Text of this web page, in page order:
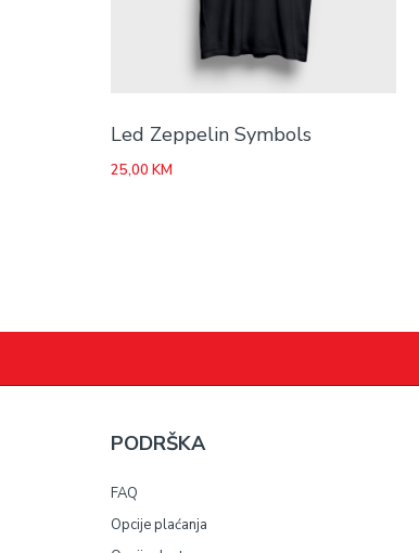
Led Zeppelin Symbols
25,00 KM
PODRŠKA
FAQ
Opcije plaćanja